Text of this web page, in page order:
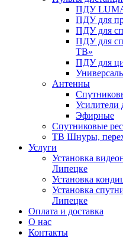
ПДУ
ПДУ для
ПДУ для
ПДУ для
ТВ»
ПДУ для
Антенны
Усилители
Эфирные
Спутниковые
ТВ Шнуры,
Услуги
Установка
Липецке
Установка
Установка
Липецке
Оплата и доставка
О нас
Контакты